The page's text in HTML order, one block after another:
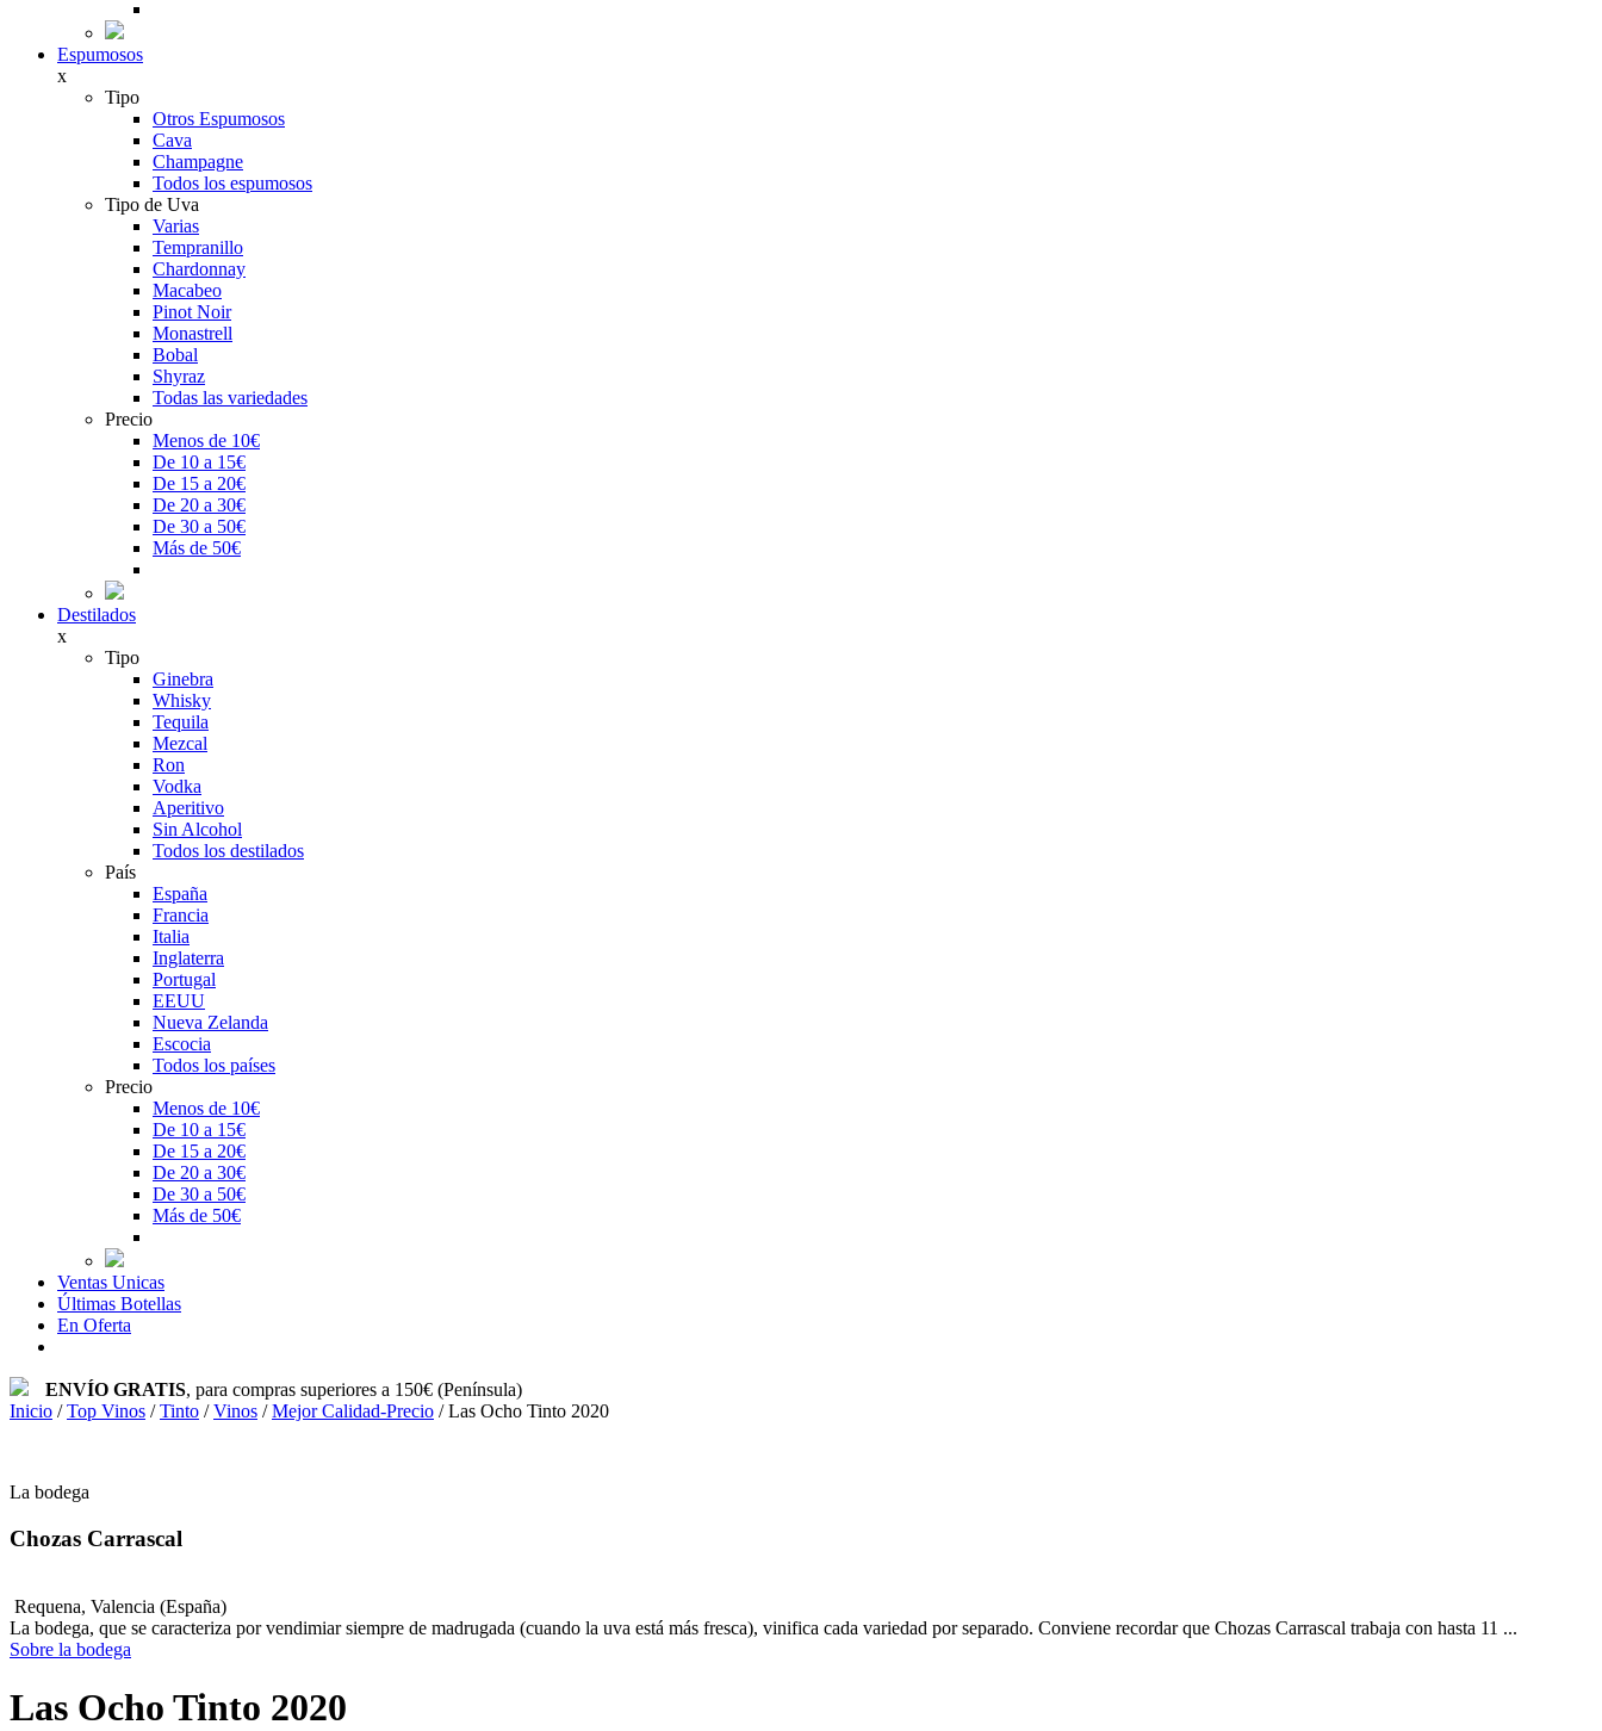
Espumosos
x
Tipo
Otros Espumosos
Cava
Champagne
Todos los espumosos
Tipo de Uva
Varias
Tempranillo
Chardonnay
Macabeo
Pinot Noir
Monastrell
Bobal
Shyraz
Todas las variedades
Precio
Menos de 10€
De 10 a 15€
De 15 a 20€
De 20 a 30€
De 30 a 50€
Más de 50€
Destilados
x
Tipo
Ginebra
Whisky
Tequila
Mezcal
Ron
Vodka
Aperitivo
Sin Alcohol
Todos los destilados
País
España
Francia
Italia
Inglaterra
Portugal
EEUU
Nueva Zelanda
Escocia
Todos los países
Precio
Menos de 10€
De 10 a 15€
De 15 a 20€
De 20 a 30€
De 30 a 50€
Más de 50€
Ventas Unicas
Últimas Botellas
En Oferta
ENVÍO GRATIS, para compras superiores a 150€ (Península)
Inicio / Top Vinos /Tinto /Vinos /Mejor Calidad-Precio /Las Ocho Tinto 2020
La bodega
Chozas Carrascal
Requena, Valencia (España)
La bodega, que se caracteriza por vendimiar siempre de madrugada (cuando la uva está más fresca), vinifica cada variedad por separado. Conviene recordar que Chozas Carrascal trabaja con hasta 11 ...
Sobre la bodega
Las Ocho Tinto 2020